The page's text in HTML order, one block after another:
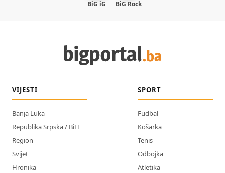
BiG iG BiG Rock
VIJESTI
Banja Luka
Republika Srpska / BiH
Region
Svijet
Hronika
SPORT
Fudbal
Košarka
Tenis
Odbojka
Atletika